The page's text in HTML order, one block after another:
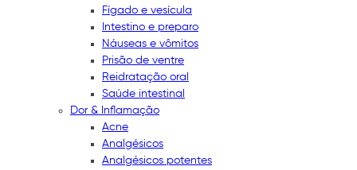
Fígado e vesícula
Intestino e preparo
Náuseas e vômitos
Prisão de ventre
Reidratação oral
Saúde intestinal
Dor & Inflamação
Acne
Analgésicos
Analgésicos potentes